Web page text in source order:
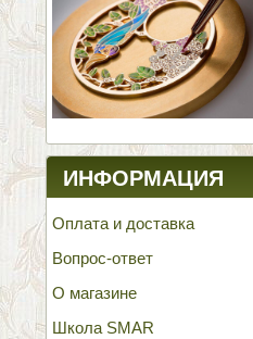
ИНФОРМАЦИЯ
Оплата и доставка
Вопрос-ответ
О магазине
Школа SMAR